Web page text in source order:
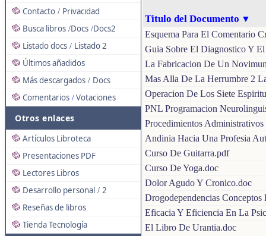
Contacto / Privacidad
Busca libros /Docs /Docs2
Listado docs / Listado 2
Últimos añadidos
Más descargados / Docs
Comentarios / Votaciones
Otros enlaces
Artículos Libroteca
Presentaciones PDF
Lectores Libros
Desarrollo personal / 2
Reseñas de libros
Tienda Tecnología
Titulo del Documento ▼
Esquema Para El Comentario
Guia Sobre El Diagnostico Y
La Fabricacion De Un
Mas Alla De La Herrumbre 2
Operacion De Los Siete
PNL Programacion
Procedimientos
Andinia Hacia Una Profesia
Curso De Guitarra.pdf
Curso De Yoga.doc
Dolor Agudo Y Cronico.doc
Drogodependencias Conceptos
Eficacia Y Eficiencia En La
El Libro De Urantia.doc